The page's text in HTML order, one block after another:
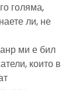
голяма,
ли, не
ми е бил
които в